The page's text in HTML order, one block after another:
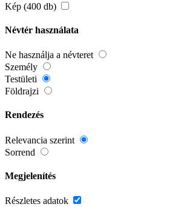
Kép (400 db)
Névtér használata
Ne használja a névteret
Személy
Testületi
Földrajzi
Rendezés
Relevancia szerint
Sorrend
Megjelenítés
Részletes adatok